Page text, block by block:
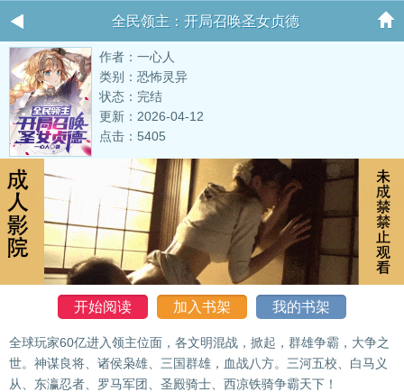
全民领主：开局召唤圣女贞德
作者：一心人
类别：恐怖灵异
状态：完结
更新：2026-04-12
点击：5405
开始阅读 加入书架 我的书架
全球玩家60亿进入领主位面，各文明混战，掀起，群雄争霸，大争之
世。神谋良将、诸侯枭雄、三国群雄，血战八方。三河五校、白马义
从、东瀛忍者、罗马军团、圣殿骑士、西凉铁骑争霸天下！